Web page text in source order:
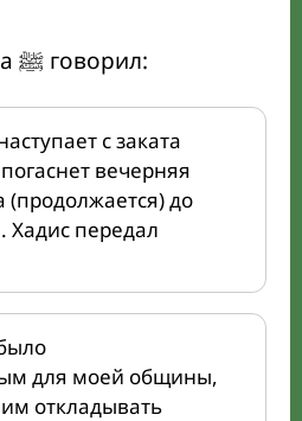
Посланник Аллаха ﷺ говорил:
с заката
вечерняя
до
Хадис передал
для моей общины,
откладывать